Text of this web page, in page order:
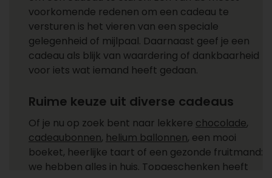
voorkomende redenen om een cadeau te
versturen is het vieren van een speciale
gelegenheid of mijlpaal. Daarnaast geef je een
cadeau als blijk van waardering of dankbaarheid
voor iets wat iemand heeft gedaan.
Ruime keuze uit diverse cadeaus
Of je nu op zoek bent naar lekkere chocolade,
cadeaubonnen, helium ballonnen, een mooi
boeket, heerlijke taart of een gezonde fruitmand:
we hebben alles in huis. Topgeschenken heeft